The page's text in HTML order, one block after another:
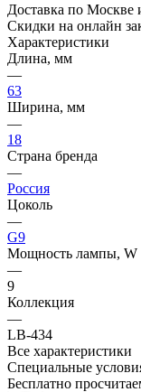
Доставка по
Скидки на онлайн
Характеристики
Длина, мм
—
63
Ширина, мм
—
18
Страна бренда
—
Россия
Цоколь
—
G9
Мощность лампы, W
—
9
Коллекция
—
LB-434
Все характеристики
Специальные
Бесплатно